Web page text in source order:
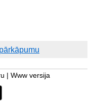
Www versija